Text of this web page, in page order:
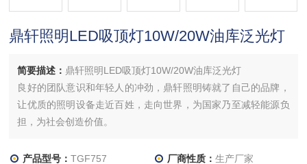
鼎轩照明LED吸顶灯10W/20W油库泛光灯
简要描述： 鼎轩照明LED吸顶灯10W/20W油库泛光灯
良好的团队意识和年轻人的冲劲，鼎轩照明铸就了自己的品牌，
让优质的照明设备走近百姓，走向世界，为国家乃至减轻能源负
担，为社会创造价值。
产品型号：TGF757 厂商性质： 生产厂家